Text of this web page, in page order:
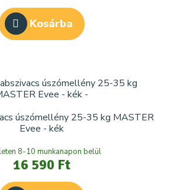
Kosárba
úszómellény 25-35 kg MASTER
Evee - kék
8-10 munkanapon belül
16 590 Ft